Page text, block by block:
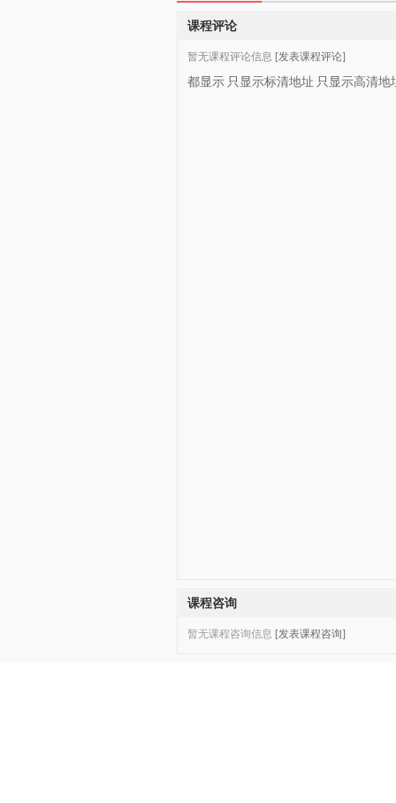
课程评论
暂无课程评论信息 [发表课程评论]
都显示 只显示标清地址 只显示高清地
课程咨询
暂无课程咨询信息 [发表课程咨询]